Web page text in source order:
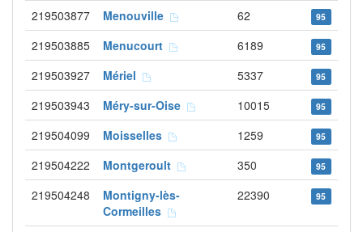
219503877 Menouville 62 95
219503885 Menucourt 6189 95
219503927 Mériel 5337 95
219503943 Méry-sur-Oise 10015 95
219504099 Moisselles 1259 95
219504222 Montgeroult 350 95
219504248
Montigny-lès-
Cormeilles
22390 95